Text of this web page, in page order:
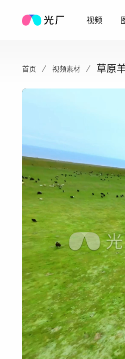
视频
首页 视频素材 草原